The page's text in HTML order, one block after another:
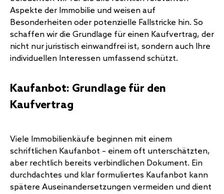
Aspekte der Immobilie und weisen auf
Besonderheiten oder potenzielle Fallstricke hin. So
schaffen wir die Grundlage für einen Kaufvertrag, der
nicht nur juristisch einwandfrei ist, sondern auch Ihre
individuellen Interessen umfassend schützt.
Kaufanbot: Grundlage für den
Kaufvertrag
Viele Immobilienkäufe beginnen mit einem
schriftlichen Kaufanbot – einem oft unterschätzten,
aber rechtlich bereits verbindlichen Dokument. Ein
durchdachtes und klar formuliertes Kaufanbot kann
spätere Auseinandersetzungen vermeiden und dient